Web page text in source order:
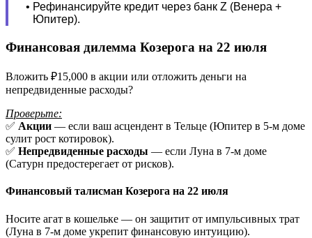
Рефинансируйте кредит через банк Z (Венера +
Юпитер).
Финансовая дилемма Козерога на 22 июля
Вложить ₽15,000 в акции или отложить деньги на
непредвиденные расходы?
Проверьте:
✅ Акции — если ваш асцендент в Тельце (Юпитер в 5-м доме
сулит рост котировок).
✅ Непредвиденные расходы — если Луна в 7-м доме
(Сатурн предостерегает от рисков).
Финансовый талисман Козерога на 22 июля
Носите агат в кошельке — он защитит от импульсивных трат
(Луна в 7-м доме укрепит финансовую интуицию).